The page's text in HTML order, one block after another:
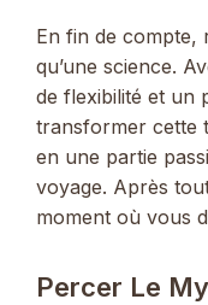
En fin de compte,
qu’une science.
de flexibilité et un
transformer cette
en une partie
voyage. Après
moment où vous
Percer Le